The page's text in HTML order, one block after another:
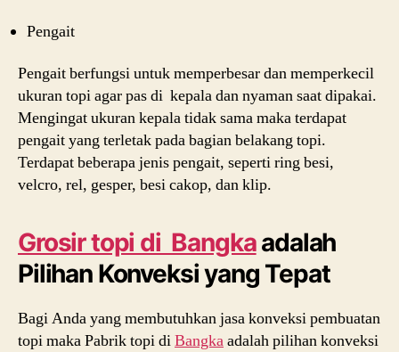
Pengait
Pengait berfungsi untuk memperbesar dan memperkecil
ukuran topi agar pas di kepala dan nyaman saat dipakai.
Mengingat ukuran kepala tidak sama maka terdapat
pengait yang terletak pada bagian belakang topi.
Terdapat beberapa jenis pengait, seperti ring besi,
velcro, rel, gesper, besi cakop, dan klip.
Grosir topi di Bangkaadalah
Pilihan Konveksi yang Tepat
Bagi Anda yang membutuhkan jasa konveksi pembuatan
topi maka Pabrik topi diBangkaadalah pilihan konveksi